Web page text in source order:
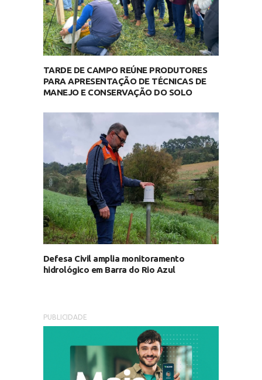
TARDE DE CAMPO REÚNE PRODUTORES
PARA APRESENTAÇÃO DE TÉCNICAS DE
MANEJO E CONSERVAÇÃO DO SOLO
Defesa Civil amplia monitoramento
hidrológico em Barra do Rio Azul
PUBLICIDADE